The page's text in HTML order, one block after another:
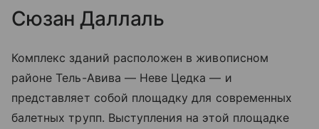
Сюзан Даллаль
Комплекс зданий расположен в живописном
районе Тель-Авива — Неве Цедка — и
представляет собой площадку для современных
балетных трупп. Выступления на этой площадке